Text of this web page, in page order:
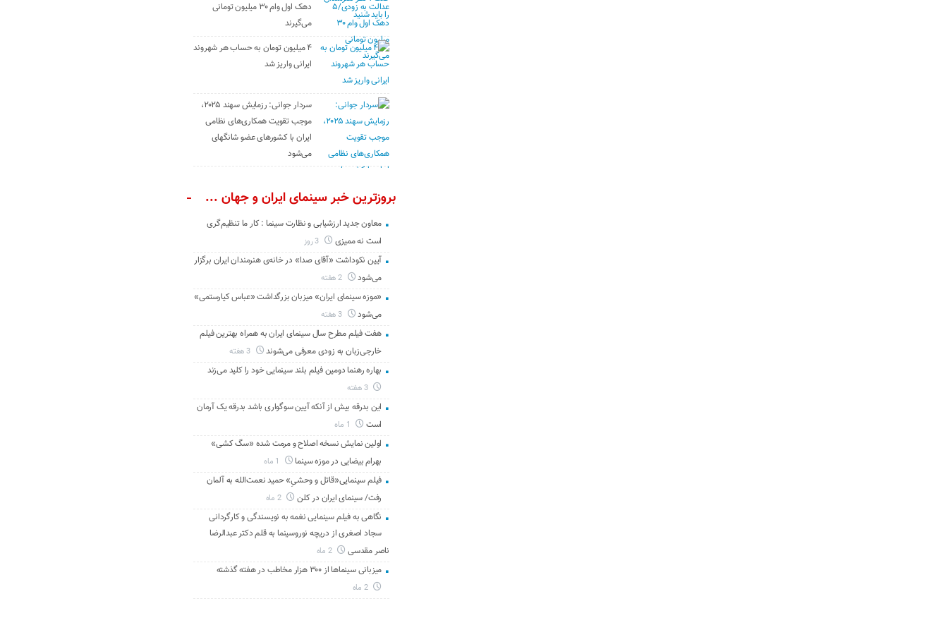
دهک اول وام ۳۰ میلیون تومانی
می‌گیرند
۴ میلیون تومان به حساب هر شهروند
ایرانی واریز شد
سردار جوانی: رزمایش سهند ۲۰۲۵،
موجب تقویت همکاری‌های نظامی
ایران با کشور‌های عضو شانگهای
می‌شود
بروزترین خبر سینمای ایران و جهان ...
معاون جدید ارزشیابی و نظارت سینما : کار ما تنظیم‌گری
است نه ممیزی
آیین نکوداشت «آقای صدا» در خانه‌ی هنرمندان ایران برگزار
می‌شود
2 هفته
«موزه سینمای ایران» میزبان بزرگداشت «عباس کیارستمی»
می‌شود
3 هفته
هفت فیلم مطرح سال سینمای ایران به همراه بهترین فیلم
خارجی‌زبان به زودی معرفی می‌شوند
3 هفته
بهاره رهنما دومین فیلم بلند سینمایی خود را کلید می‌زند
3 هفته
این بدرقه بیش از آنکه آیین سوگواری باشد بدرقه یک آرمان
است
اولین نمایش نسخه اصلاح و مرمت شده «سگ کشی»
بهرام بیضایی در موزه سینما
فیلم سینمایی«قاتل و وحشیِ» حمید نعمت‌الله به آلمان
رفت/ سینمای ایران در کلن
2 ماه
نگاهی به فیلم سینمایی نغمه به نویسندگی و کارگردانی
سجاد اصغری از دریچه نوروسینما به قلم دکتر عبدالرضا
ناصر مقدسی
2 ماه
میزبانی سینماها از ۳۰۰ هزار مخاطب در هفته گذشته
2 ماه